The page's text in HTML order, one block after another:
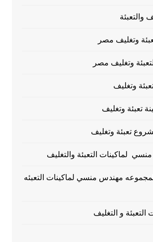
والتعبئة
وتغليف مصر
وتغليف مصر
وتغليف
تعبئة وتغليف
تعبئة وتغليف
لماكينات التعبئة والتغليف
مهندس منسي لماكينات التعبئه
التعبئة و التغليف